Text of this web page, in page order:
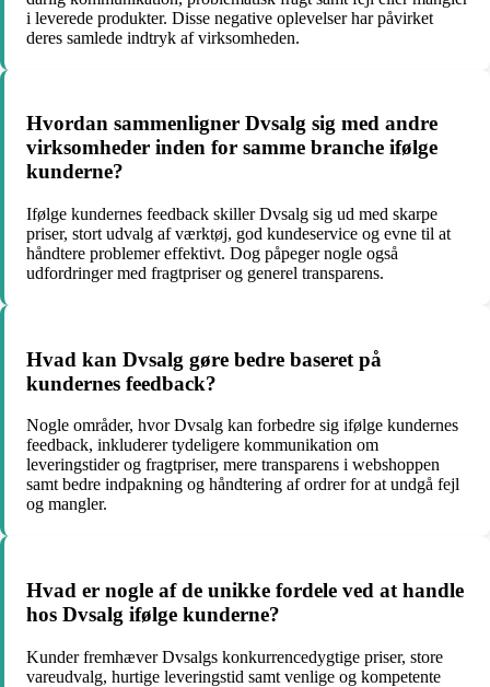
i leverede produkter. Disse negative oplevelser har påvirket
deres samlede indtryk af virksomheden.
Hvordan sammenligner Dvsalg sig med andre
virksomheder inden for samme branche ifølge
kunderne?
Ifølge kundernes feedback skiller Dvsalg sig ud med skarpe
priser, stort udvalg af værktøj, god kundeservice og evne til at
håndtere problemer effektivt. Dog påpeger nogle også
udfordringer med fragtpriser og generel transparens.
Hvad kan Dvsalg gøre bedre baseret på
kundernes feedback?
Nogle områder, hvor Dvsalg kan forbedre sig ifølge kundernes
feedback, inkluderer tydeligere kommunikation om
leveringstider og fragtpriser, mere transparens i webshoppen
samt bedre indpakning og håndtering af ordrer for at undgå fejl
og mangler.
Hvad er nogle af de unikke fordele ved at handle
hos Dvsalg ifølge kunderne?
Kunder fremhæver Dvsalgs konkurrencedygtige priser, store
vareudvalg, hurtige leveringstid samt venlige og kompetente